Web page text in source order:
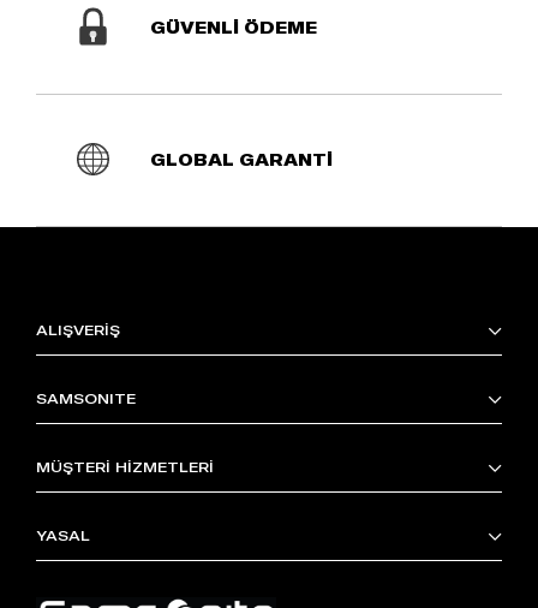
GÜVENLİ ÖDEME
GLOBAL GARANTİ
ALIŞVERİŞ
SAMSONITE
MÜŞTERİ HİZMETLERİ
YASAL